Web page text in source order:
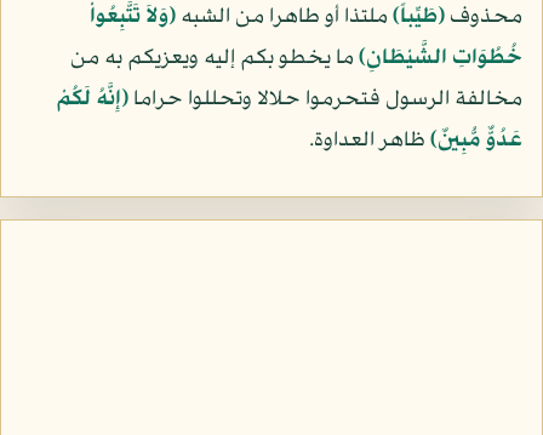
محذوف﴿طَيِّباً﴾ملتذا أو طاهرا من الشبه﴿وَلاَ تَتَّبِعُواْ
خُطُوَاتِ الشَّيْطَانِ﴾ما يخطو بكم إليه ويعزيكم به من
مخالفة الرسول فتحرموا حلالا وتحللوا حراما﴿إِنَّهُ لَكُمْ
عَدُوٌّ مُّبِينٌ﴾ظاهر العداوة.